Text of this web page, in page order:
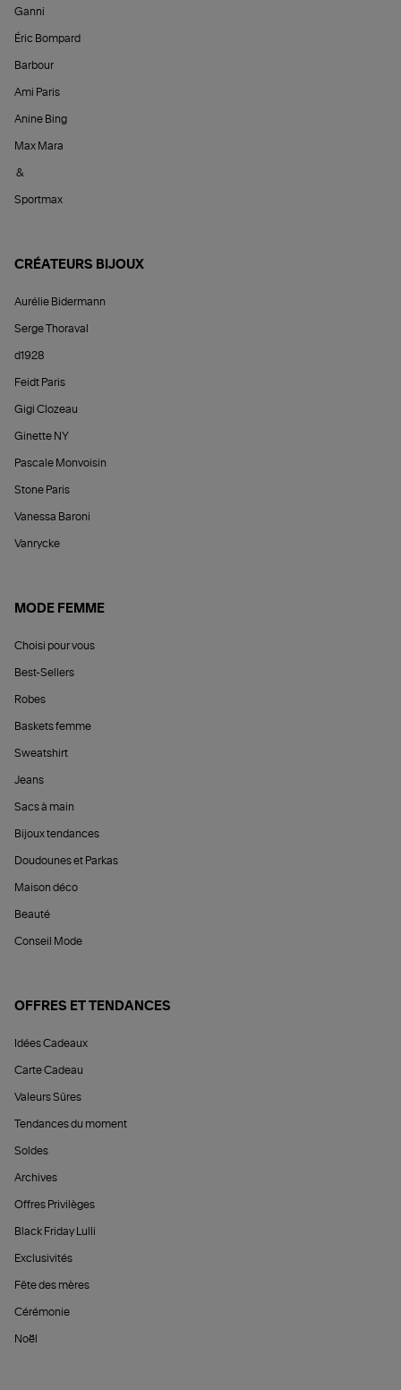
Ganni
Éric Bompard
Barbour
Ami Paris
Anine Bing
Max Mara
&
Sportmax
CRÉATEURS BIJOUX
Aurélie Bidermann
Serge Thoraval
d1928
Feidt Paris
Gigi Clozeau
Ginette NY
Pascale Monvoisin
Stone Paris
Vanessa Baroni
Vanrycke
MODE FEMME
Choisi pour vous
Best-Sellers
Robes
Baskets femme
Sweatshirt
Jeans
Sacs à main
Bijoux tendances
Doudounes et Parkas
Maison déco
Beauté
Conseil Mode
OFFRES ET TENDANCES
Idées Cadeaux
Carte Cadeau
Valeurs Sûres
Tendances du moment
Soldes
Archives
Offres Privilèges
Black Friday Lulli
Exclusivités
Fête des mères
Cérémonie
Noël